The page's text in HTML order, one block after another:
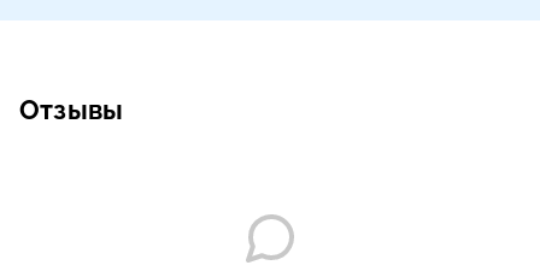
Отзывы